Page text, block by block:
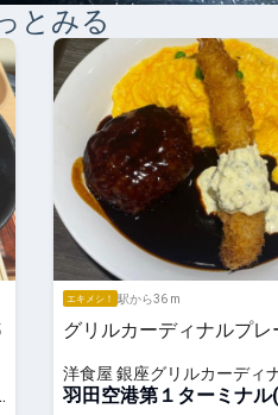
とみる
エキメシ！ 駅から36 m
グリルカーディナルプレ
洋食屋 銀座グリルカーディ
プレス
羽田空港第１ターミナ